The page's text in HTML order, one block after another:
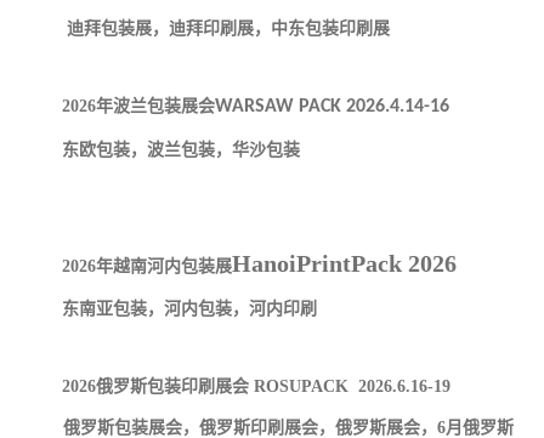
迪拜包装展，迪拜印刷 展，中东包装印刷展
2026年波兰包装展会WARSAW PACK 2026.4.14-16
东欧包装，波兰包装，华沙包装
2026年越南河内包装展HanoiPrintPack 2026
东南亚包装，河内包装，河内印刷
2026俄罗斯包装印刷展会 ROSUPACK 2026.6.16-19
俄罗斯包装展会，俄罗斯印刷展会，俄罗斯展会， 6月俄罗斯